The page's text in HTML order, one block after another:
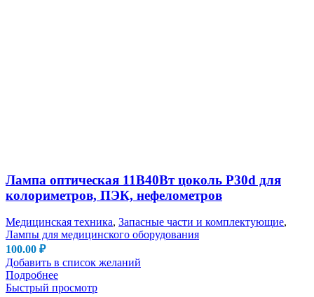
Лампа оптическая 11В40Вт цоколь P30d для
колориметров, ПЭК, нефелометров
Медицинская техника, Запасные части и комплектующие,
Лампы для медицинского оборудования
100.00 ₽
Добавить в список желаний
Подробнее
Быстрый просмотр